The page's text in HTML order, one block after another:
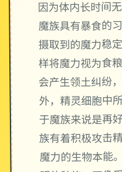
因为体内长时间
魔族具有暴食的
摄取到的魔力稳
样将魔力视为食
会产生领土纠纷
外，精灵细胞中
于魔族来说是再
族有着积极攻击
魔力的生物本能